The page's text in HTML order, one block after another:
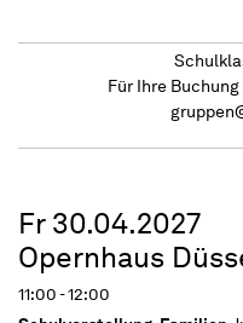
Für Ihre
Fr 30.04.2027
Opernhaus
11:00 - 12:00